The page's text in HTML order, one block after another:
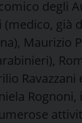
degli
(medico, già
Maurizio
Ravazzani
Rognoni,